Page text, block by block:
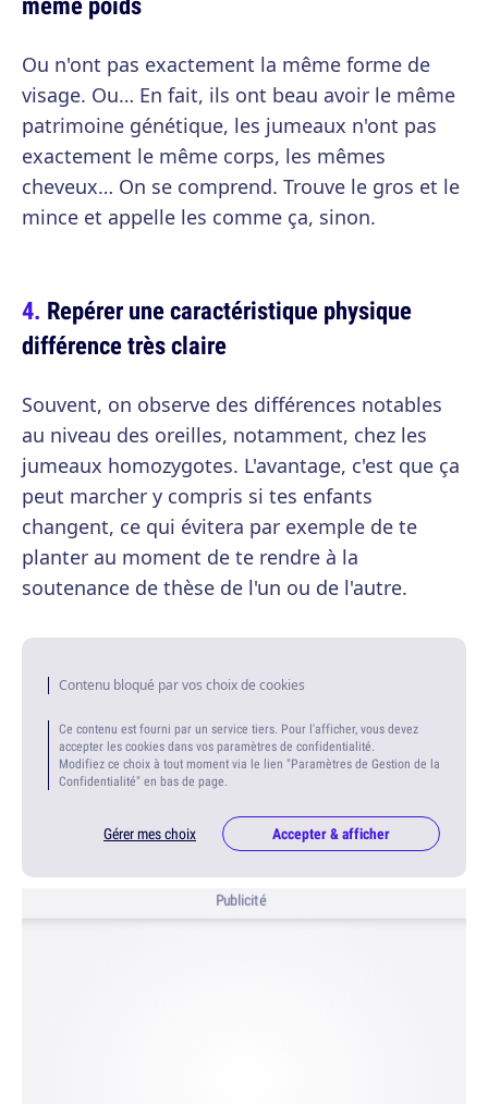
Ou n'ont pas exactement la même forme de
visage. Ou… En fait, ils ont beau avoir le même
patrimoine génétique, les jumeaux n'ont pas
exactement le même corps, les mêmes
cheveux… On se comprend. Trouve le gros et le
mince et appelle les comme ça, sinon.
Repérer une caractéristique physique
différence très claire
Souvent, on observe des différences notables
au niveau des oreilles, notamment, chez les
jumeaux homozygotes. L'avantage, c'est que ça
peut marcher y compris si tes enfants
changent, ce qui évitera par exemple de te
planter au moment de te rendre à la
soutenance de thèse de l'un ou de l'autre.
Contenu bloqué par vos choix de cookies
Ce contenu est fourni par un service tiers. Pour l'afficher, vous devez
accepter les cookies dans vos paramètres de confidentialité.
Modifiez ce choix à tout moment via le lien "Paramètres de Gestion de la
Confidentialité" en bas de page.
Gérer mes choix Accepter & afficher
Publicité